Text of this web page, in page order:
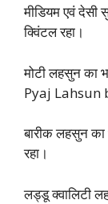
मीडियम एवं
क्विंटल रहा।
मोटी लहसुन का
Pyaj Lahsun
बारीक लहसुन
रहा।
लड्डू क्वालिटी